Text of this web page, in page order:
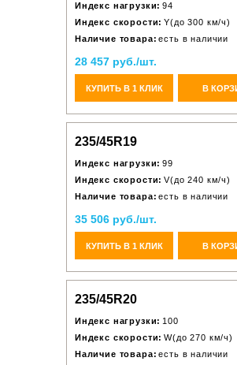
Индекс нагрузки: 94
Индекс скорости: Y(до 300 км/ч)
Наличие товара: есть в наличии
28 457 руб./шт.
КУПИТЬ В 1 КЛИК В
235/45R19
Индекс нагрузки: 99
Индекс скорости: V(до 240 км/ч)
Наличие товара: есть в наличии
35 506 руб./шт.
КУПИТЬ В 1 КЛИК В
235/45R20
Индекс нагрузки: 100
Индекс скорости: W(до 270 км/ч)
Наличие товара: есть в наличии